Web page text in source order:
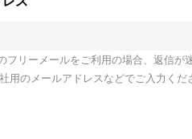
リーメールをご利用の場合、返信が
用のメールアドレスなどでご入力くだ